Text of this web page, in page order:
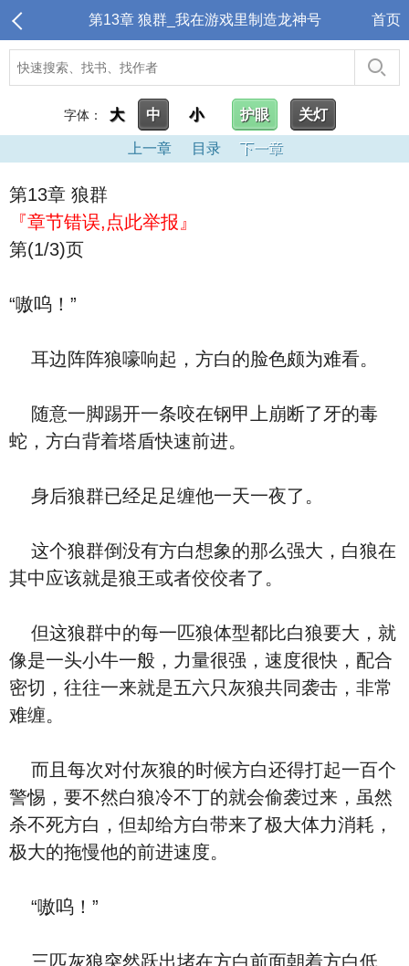
第13章 狼群_我在游戏里制造龙神号 首页
字体： 大 中 小 护眼 关灯
上一章 目录 下一章
第13章 狼群
『章节错误,点此举报』
第(1/3)页
“嗷呜！”
耳边阵阵狼嚎响起，方白的脸色颇为难看。
随意一脚踢开一条咬在钢甲上崩断了牙的毒
蛇，方白背着塔盾快速前进。
身后狼群已经足足缠他一天一夜了。
这个狼群倒没有方白想象的那么强大，白狼在
其中应该就是狼王或者佼佼者了。
但这狼群中的每一匹狼体型都比白狼要大，就
像是一头小牛一般，力量很强，速度很快，配合
密切，往往一来就是五六只灰狼共同袭击，非常
难缠。
而且每次对付灰狼的时候方白还得打起一百个
警惕，要不然白狼冷不丁的就会偷袭过来，虽然
杀不死方白，但却给方白带来了极大体力消耗，
极大的拖慢他的前进速度。
“嗷呜！”
三匹灰狼突然跃出堵在方白前面朝着方白低